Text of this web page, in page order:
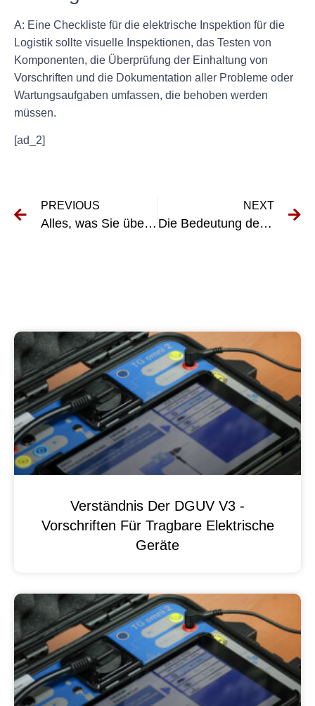
A: Eine Checkliste für die elektrische Inspektion für die
Logistik sollte visuelle Inspektionen, das Testen von
Komponenten, die Überprüfung der Einhaltung von
Vorschriften und die Dokumentation aller Probleme oder
Wartungsaufgaben umfassen, die behoben werden
müssen.
[ad_2]
PREVIOUS
Alles, was Sie über die DGUV V3-Prüfung im Transportgewerbe wissen müssen
NEXT
Die Bedeutung der Elektroprüfung in der Transportbranche
Verständnis Der DGUV V3 -
Vorschriften Für Tragbare Elektrische
Geräte